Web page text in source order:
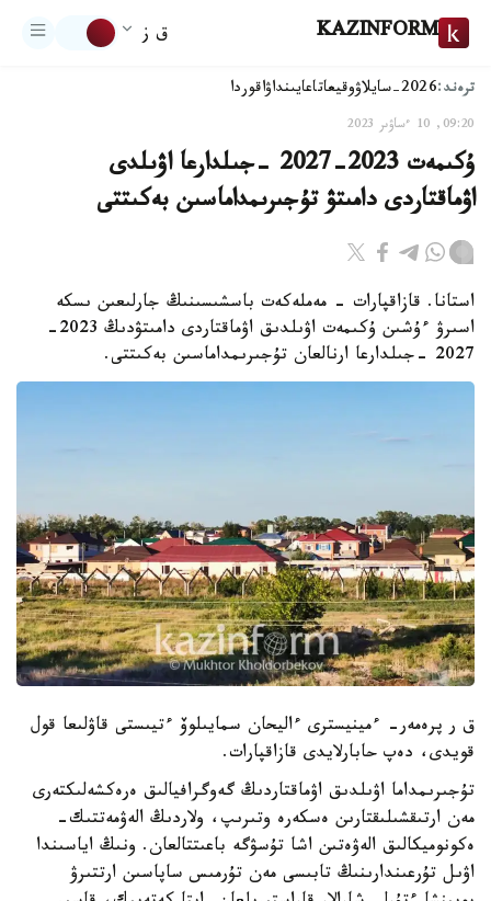
KAZINFORM ق ز
ترەند:2026-سايلاۋ وقيعاتاعايىنداۋاقوردا
09:20, 10 ءساۋىر 2023
ۇكىمەت 2023-2027 -جىلدارعا اۋىلدى
اۋماقتاردى دامىتۋ تۇجىرىمداماسىن بەكىتتى
استانا. قازاقپارات - مەملەكەت باسشىسىنىڭ جارلىعىن ىسكە
اسىرۋ ءۇشىن ۇكىمەت اۋىلدىق اۋماقتاردى دامىتۋدىڭ 2023-
2027 -جىلدارعا ارنالعان تۇجىرىمداماسىن بەكىتتى.
ق ر پرەمەر- ءمينيسترى ءاليحان سمايىلوۆ ءتيىستى قاۋلىعا قول
قويدى، دەپ حابارلايدى قازاقپارات.
تۇجىرىمداما اۋىلدىق اۋماقتاردىڭ گەوگرافيالىق ەرەكشەلىكتەرى
مەن ارتىقشىلىقتارىن ەسكەرە وتىرىپ، ولاردىڭ الەۋمەتتىك-
ەكونوميكالىق الەۋەتىن اشا تۇسۋگە باعىتتالعان. ونىڭ اياسىندا
اۋىل تۇرعىندارىنىڭ تابىسى مەن تۇرمىس ساپاسىن ارتتىرۋ